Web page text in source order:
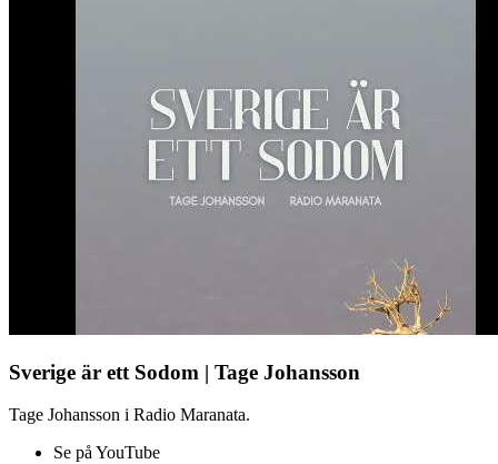
Sverige är ett Sodom | Tage Johansson
Tage Johansson i Radio Maranata.
Se på YouTube